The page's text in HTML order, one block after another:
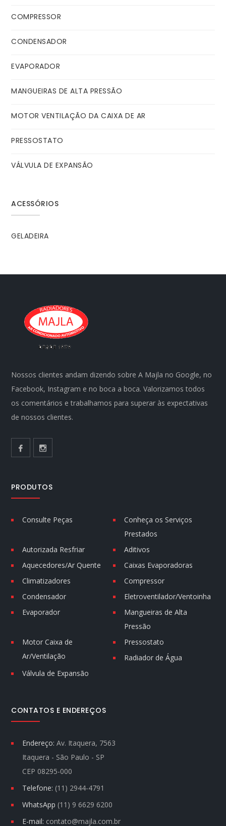
COMPRESSOR
CONDENSADOR
EVAPORADOR
MANGUEIRAS DE ALTA PRESSÃO
MOTOR VENTILAÇÃO DA CAIXA DE AR
PRESSOSTATO
VÁLVULA DE EXPANSÃO
ACESSÓRIOS
GELADEIRA
Nossos clientes andam dizendo sobre A Majla no Google, no
Facebook, Instagram e no boca a boca. Valorizamos todos
os comentários e trabalhamos para superar às expectativas
de nossos clientes.
PRODUTOS
Consulte Peças
Conheça os Serviços
Prestados
Autorizada Resfriar
Aditivos
Aquecedores/Ar Quente
Caixas Evaporadoras
Climatizadores
Compressor
Condensador
Eletroventilador/Ventoinha
Evaporador
Mangueiras de Alta
Pressão
Motor Caixa de
Ar/Ventilação
Pressostato
Radiador de Água
Válvula de Expansão
CONTATOS E ENDEREÇOS
Endereço: Av. Itaquera, 7563
Itaquera - São Paulo - SP
CEP 08295-000
Telefone: (11) 2944-4791
WhatsApp (11) 9 6629 6200
E-mail: contato@majla.com.br